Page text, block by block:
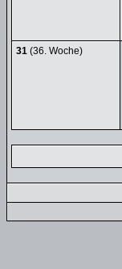
31 (36. Woche)